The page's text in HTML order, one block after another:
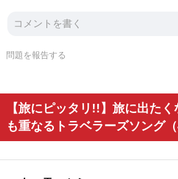
問題を報告する
【旅にピッタリ!!】旅に出た
も重なるトラベラーズソング（